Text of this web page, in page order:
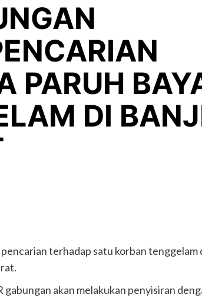
PARUH
DI
terhadap satu korban tenggelam
gabungan akan melakukan penyisiran